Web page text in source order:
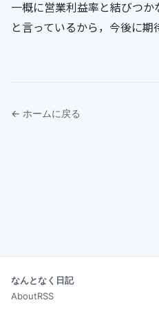
一概に営業利益率と結びつか
と言っているから，今後に期
← ホームに戻る
なんとなく日記
AboutRSS